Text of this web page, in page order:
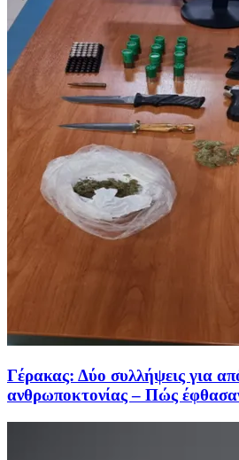
Γέρακας: Δύο συλλήψεις για
ανθρωποκτονίας – Πώς